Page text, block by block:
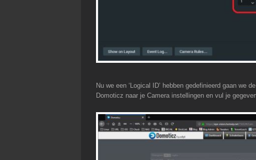
Nu we een ‘Logical ID’ hebben gedefinieerd gaan we
Domoticz naar je Camera instellingen en vul je